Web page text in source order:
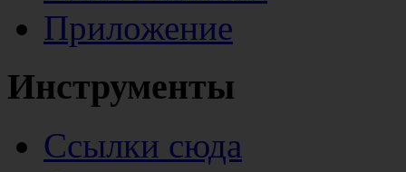
Приложение
Инструменты
Ссылки сюда